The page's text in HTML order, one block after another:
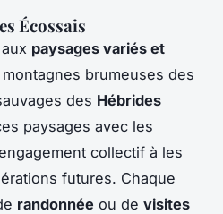
Écossais
paysages variés et
brumeuses des
des Hébrides
paysages avec les
collectif à les
futures. Chaque
randonnée ou de visites